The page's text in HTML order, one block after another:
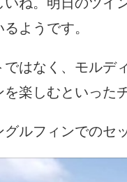
ようです。
はなく、モルデ
楽しむといった
ルフィンでのセ